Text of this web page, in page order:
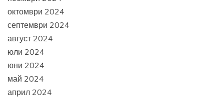
октомври 2024
септември 2024
август 2024
юли 2024
юни 2024
май 2024
април 2024